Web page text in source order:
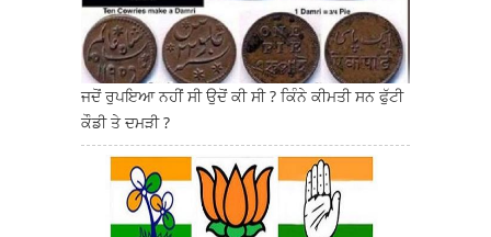
ਜਦੋਂ ਰੁਪਇਆ ਨਹੀਂ ਸੀ ਉਦੋਂ ਕੀ ਸੀ ? ਕਿੰਨੇ ਕੀਮਤੀ ਸਨ ਫੁੱਟੀ
ਕੌਡੀ ਤੇ ਦਮੜੀ ?